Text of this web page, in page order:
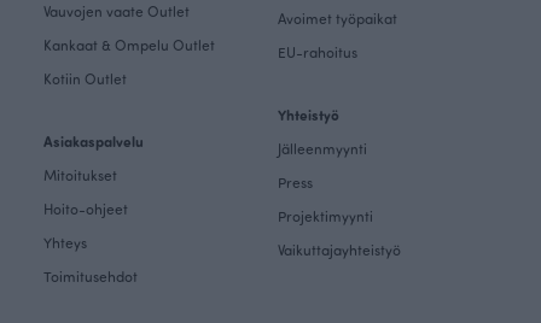
Vauvojen vaate Outlet
Kankaat & Ompelu Outlet
Kotiin Outlet
Asiakaspalvelu
Mitoitukset
Hoito-ohjeet
Yhteys
Toimitusehdot
Avoimet työpaikat
EU-rahoitus
Yhteistyö
Jälleenmyynti
Press
Projektimyynti
Vaikuttajayhteistyö